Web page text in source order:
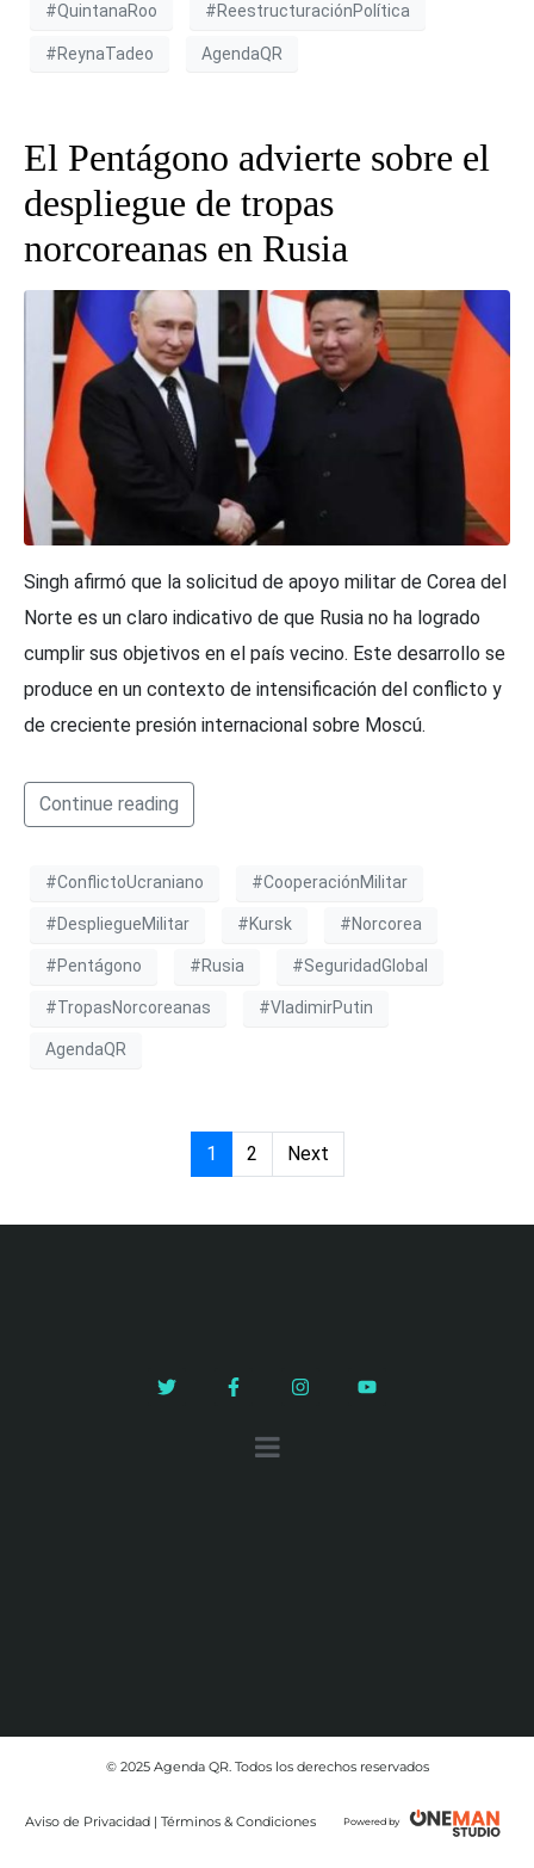
#QuintanaRoo #ReestructuraciónPolítica
#ReynaTadeo AgendaQR
El Pentágono advierte sobre el
despliegue de tropas
norcoreanas en Rusia
Singh afirmó que la solicitud de apoyo militar de Corea del
Norte es un claro indicativo de que Rusia no ha logrado
cumplir sus objetivos en el país vecino. Este desarrollo se
produce en un contexto de intensificación del conflicto y
de creciente presión internacional sobre Moscú.
Continue reading
#ConflictoUcraniano #CooperaciónMilitar
#DespliegueMilitar #Kursk #Norcorea
#Pentágono #Rusia #SeguridadGlobal
#TropasNorcoreanas #VladimirPutin
AgendaQR
1 2 Next
© 2025 Agenda QR. Todos los derechos reservados
Aviso de Privacidad | Términos & Condiciones Powered by